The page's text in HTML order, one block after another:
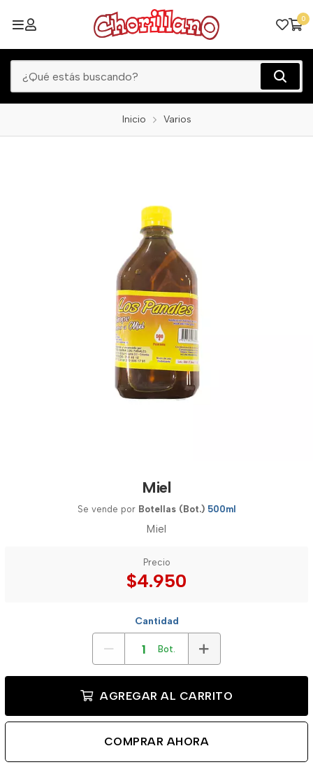
0
Inicio Varios
Miel
Se vende por Botellas (Bot.) 500ml
Miel
Precio
$4.950
Cantidad
Bot.
AGREGAR AL CARRITO
COMPRAR AHORA